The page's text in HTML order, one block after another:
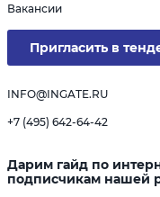
Вакансии
Пригласить в
INFO@INGATE.RU
+7 (495) 642-64-42
Дарим гайд по
подписчикам нашей